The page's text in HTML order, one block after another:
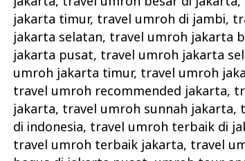
jakarta timur, travel umroh di jambi,
jakarta selatan, travel umroh jakarta
jakarta pusat, travel umroh jakarta
umroh jakarta timur, travel umroh
travel umroh recommended jakarta,
jakarta, travel umroh sunnah jakarta,
di indonesia, travel umroh terbaik di
travel umroh terbaik jakarta, travel